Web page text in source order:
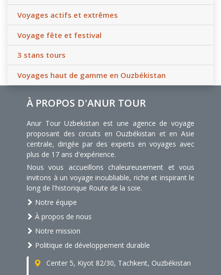
Voyages actifs et extrêmes
Voyage fête et festival
3 stans tours
Voyages haut de gamme en Ouzbékistan
À PROPOS D'ANUR TOUR
Anur Tour Uzbekistan est une agence de voyage
proposant des circuits en Ouzbékistan et en Asie
centrale, dirigée par des experts en voyages avec
plus de 17 ans d'expérience.
Nous vous accueillons chaleureusement et vous
invitons à un voyage inoubliable, riche et inspirant le
long de l'historique Route de la soie.
Notre équipe
À propos de nous
Notre mission
Politique de développement durable
Center 5, Kiyot 82/30, Tachkent, Ouzbékistan